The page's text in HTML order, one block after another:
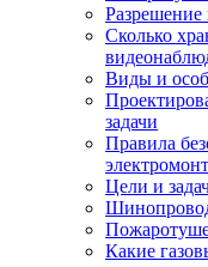
Разрешение
Сколько
Виды и
задачи
Правила
Цели и
Какие